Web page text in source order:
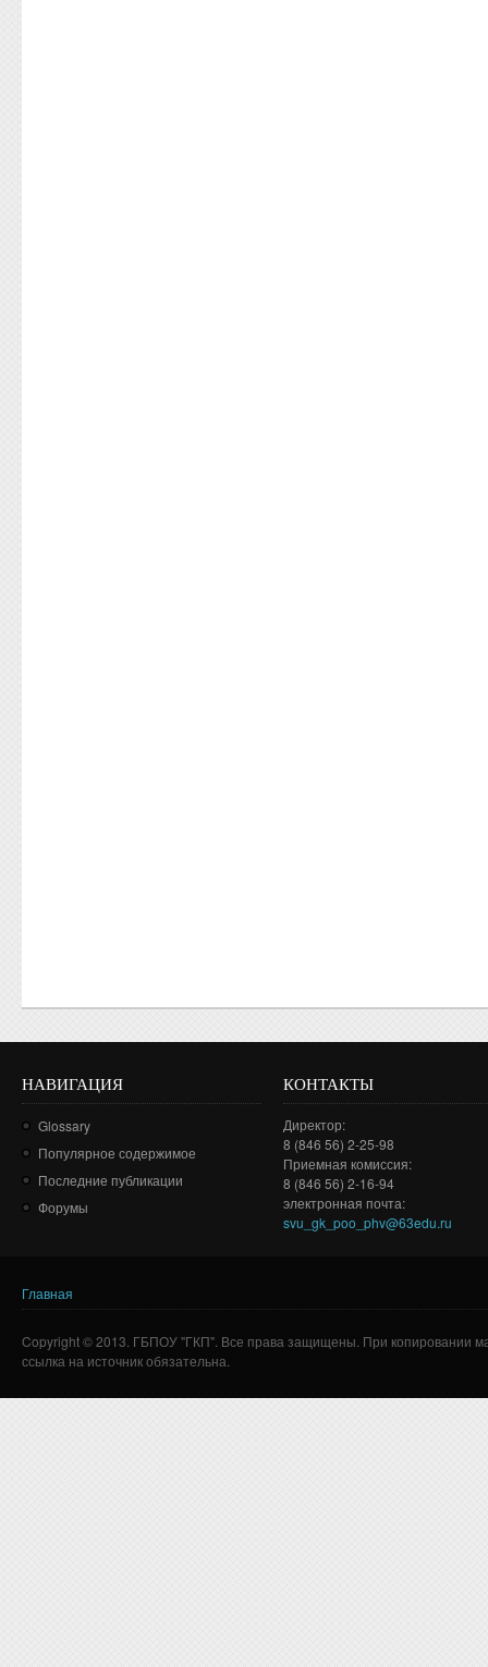
НАВИГАЦИЯ
Glossary
Популярное содержимое
Последние публикации
Форумы
КОНТАКТЫ
Директор:
8 (846 56) 2-25-98
Приемная комиссия:
8 (846 56) 2-16-94
электронная почта:
svu_gk_poo_phv@63edu.ru
Вы здесь
Главная
Copyright © 2013. ГБПОУ "ГКП". Все права защищены. При копировании
ссылка на источник обязательна.